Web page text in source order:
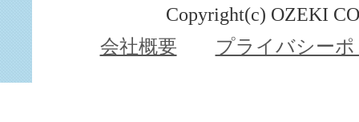
Copyright(c) OZEKI
会社概要
プライバシー